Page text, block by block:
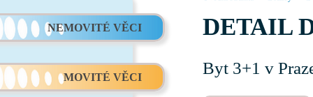
NEMOVITÉ VĚCI
MOVITÉ VĚCI
DETAIL
Byt 3+1 v